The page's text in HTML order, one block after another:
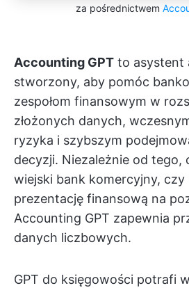
za pośrednictwem
Accounting GPT to asystent
stworzony, aby pomóc
zespołom finansowym w
złożonych danych,
ryzyka i szybszym
decyzji. Niezależnie od tego,
wiejski bank komercyjny,
prezentację finansową na
Accounting GPT zapewnia
danych liczbowych.
GPT do księgowości potrafi